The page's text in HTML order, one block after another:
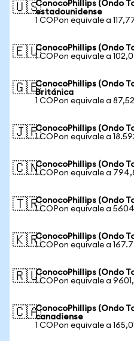
🇺🇸ConocoPhillips (Ondo
estadounidense
1 COPon equivale a
🇪🇺ConocoPhillips (Ondo
1 COPon equivale a
🇬🇧ConocoPhillips (Ondo
Británica
1 COPon equivale a
🇯🇵ConocoPhillips (Ondo
1 COPon equivale a
🇨🇳ConocoPhillips (Ondo
1 COPon equivale a
🇹🇷ConocoPhillips (Ondo
1 COPon equivale a
🇰🇷ConocoPhillips (Ondo
1 COPon equivale a
🇷🇺ConocoPhillips (Ondo
1 COPon equivale a
🇨🇦ConocoPhillips (Ondo
canadiense
1 COPon equivale a